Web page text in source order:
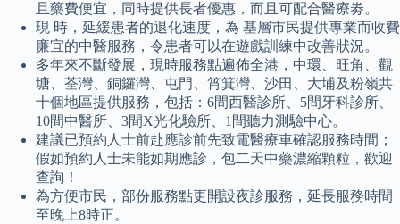
且藥費便宜，同時提供長者優惠，而且可配合醫療劵。
現 時，延緩患者的退化速度，為 基層市民提供專業而收費
廉宜的中醫服務，令患者可以在遊戲訓練中改善狀況。
多年來不斷發展，現時服務點遍佈全港，中環、旺角、觀
塘、荃灣、銅鑼灣、屯門、筲箕灣、沙田、大埔及粉嶺共
十個地區提供服務，包括：6間西醫診所、5間牙科診所、
10間中醫所、3間X光化驗所、1間聽力測驗中心。
建議已預約人士前赴應診前先致電醫療車確認服務時間；
假如預約人士未能如期應診，包二天中藥濃縮顆粒，歡迎
查詢！
為方便市民，部份服務點更開設夜診服務，延長服務時間
至晚上8時正。